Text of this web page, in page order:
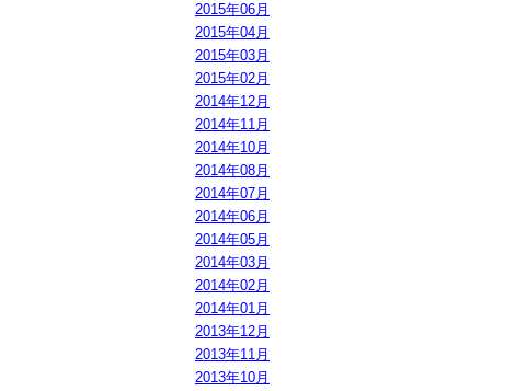
2015年06月
2015年04月
2015年03月
2015年02月
2014年12月
2014年11月
2014年10月
2014年08月
2014年07月
2014年06月
2014年05月
2014年03月
2014年02月
2014年01月
2013年12月
2013年11月
2013年10月